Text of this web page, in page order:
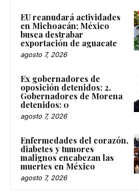
EU reanudará actividades
en Michoacán; México
busca destrabar
exportación de aguacate
agosto 7, 2026
Ex gobernadores de
oposición detenidos: 2.
Gobernadores de Morena
detenidos: 0
agosto 7, 2026
Enfermedades del corazón,
diabetes y tumores
malignos encabezan las
muertes en México
agosto 7, 2026